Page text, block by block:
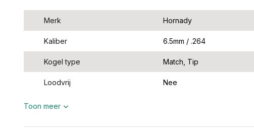
Merk Hornady
Kaliber 6.5mm / .264
Kogel type Match, Tip
Loodvrij Nee
Toon meer